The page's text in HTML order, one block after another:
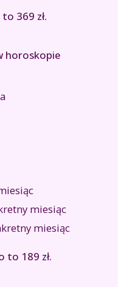
369 zł.
horoskopie
miesiąc
miesiąc
to 189 zł.